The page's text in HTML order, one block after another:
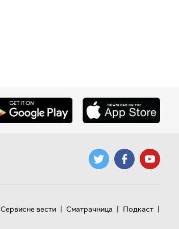
Сервисне вести | Сматрачница | Подкаст |